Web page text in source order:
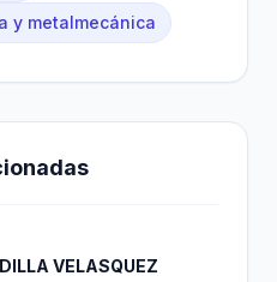
y metalmecánica
VELASQUEZ